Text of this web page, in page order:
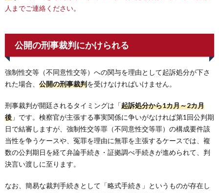
人までご連絡ください。
公開の刑事裁判にかけられる
強制性交等（不同意性交等）への関与を理由として起訴処分が下さ
れた場合、 公開の刑事裁判を受けなければいけません。
刑事裁判が開廷されるタイミングは「起訴処分から1カ月～2カ月
後 」です。検察官が主張する事実関係に争いがなければ第1回公判期
日で結審しますが、強制性交等罪（不同意性交等罪）の構成要件該
当性を争うケースや、冤罪を理由に無罪を主張するケースでは、複
数の公判期日を経て弁論手続き・証拠調べ手続きが進められて、判
決言い渡しに至ります。
なお、簡易な裁判手続きとして「略式手続き」というものが存在し